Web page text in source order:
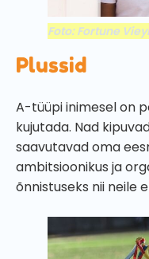
Foto: Fortune
Plussid
A-tüüpi inimesel on
kujutada. Nad
saavutavad oma
ambitsioonikus ja
õnnistuseks nii neile